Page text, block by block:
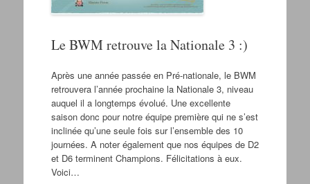
Le BWM retrouve la Nationale 3 :)
Après une année passée en Pré-nationale, le BWM
retrouvera l’année prochaine la Nationale 3, niveau
auquel il a longtemps évolué. Une excellente
saison donc pour notre équipe première qui ne s’est
inclinée qu’une seule fois sur l’ensemble des 10
journées. A noter également que nos équipes de D2
et D6 terminent Champions. Félicitations à eux.
Voici…